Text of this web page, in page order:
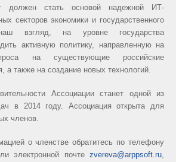
должен стать основой надежной ИТ-
секторов экономики и государственного
взгляд, на уровне государства
активную политику, направленную на
на существующие российские
а также на создание новых технологий.
Ассоциации станет одной из
в 2014 году. Ассоциация открыта для
членов.
о членстве обратитесь по телефону
электронной почте zvereva@arppsoft.ru,